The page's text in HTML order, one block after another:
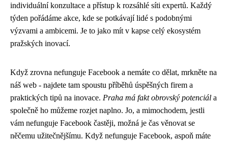
individuální konzultace a přístup k rozsáhlé síti expertů. Každý
týden pořádáme akce, kde se potkávají lidé s podobnými
výzvami a ambicemi. Je to jako mít v kapse celý ekosystém
pražských inovací.
Když zrovna nefunguje Facebook a nemáte co dělat, mrkněte na
náš web - najdete tam spoustu příběhů úspěšných firem a
praktických tipů na inovace. Praha má fakt obrovský potenciál a
společně ho můžeme rozjet naplno. Jo, a mimochodem, jestli
vám nefunguje Facebook častěji, možná je čas věnovat se
něčemu užitečnějšímu. Když nefunguje Facebook, aspoň máte